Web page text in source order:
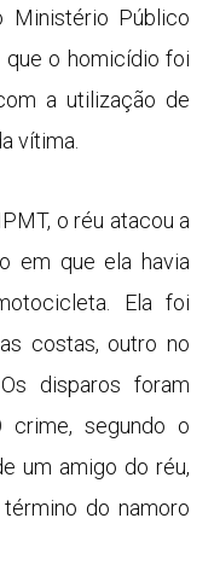
Ministério Público
que o homicídio foi
a utilização de
vítima.
o réu atacou a
em que ela havia
Ela foi
costas, outro no
disparos foram
crime, segundo o
um amigo do réu,
do namoro